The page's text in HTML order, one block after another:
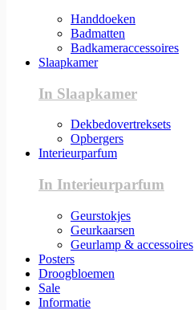
Handdoeken
Badmatten
Badkameraccessoires
Slaapkamer
In Slaapkamer
Dekbedovertreksets
Opbergers
Interieurparfum
In Interieurparfum
Geurstokjes
Geurkaarsen
Geurlamp & accessoires
Posters
Droogbloemen
Sale
Informatie